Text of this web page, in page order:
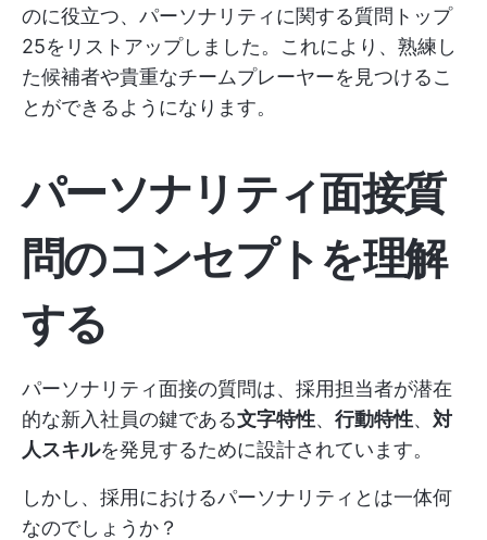
のに役立つ、パーソナリティに関する質問トップ
25をリストアップしました。これにより、熟練し
た候補者や貴重なチームプレーヤーを見つけるこ
とができるようになります。
パーソナリティ面接質
問のコンセプトを理解
する
パーソナリティ面接の質問は、採用担当者が潜在
的な新入社員の鍵である文字特性、 行動特性、 対
人スキルを発見するために設計されています。
しかし、採用におけるパーソナリティとは一体何
なのでしょうか？